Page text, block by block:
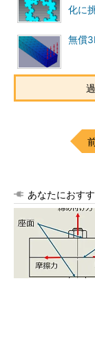
化に
無償
あなたにおす